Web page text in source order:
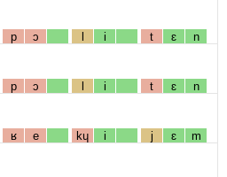
p ɔ l i t ɛ n
p ɔ l i t ɛ n
ʁ e kɥ i j ɛ m